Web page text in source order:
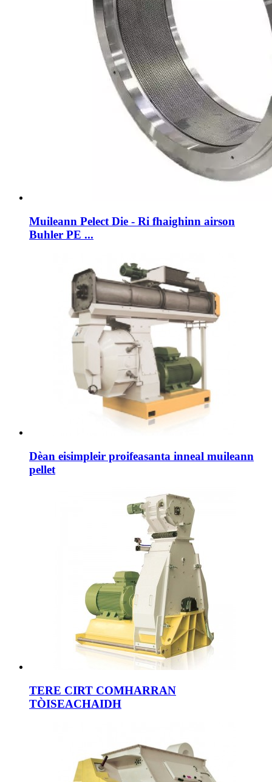
Muileann Pelect Die - Ri fhaighinn airson
Buhler PE ...
Dèan eisimpleir proifeasanta inneal muileann
pellet
TERE CIRT COMHARRAN
TÒISEACHAIDH